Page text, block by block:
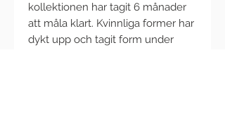
kollektionen har tagit 6 månader
att måla klart. Kvinnliga former har
dykt upp och tagit form under